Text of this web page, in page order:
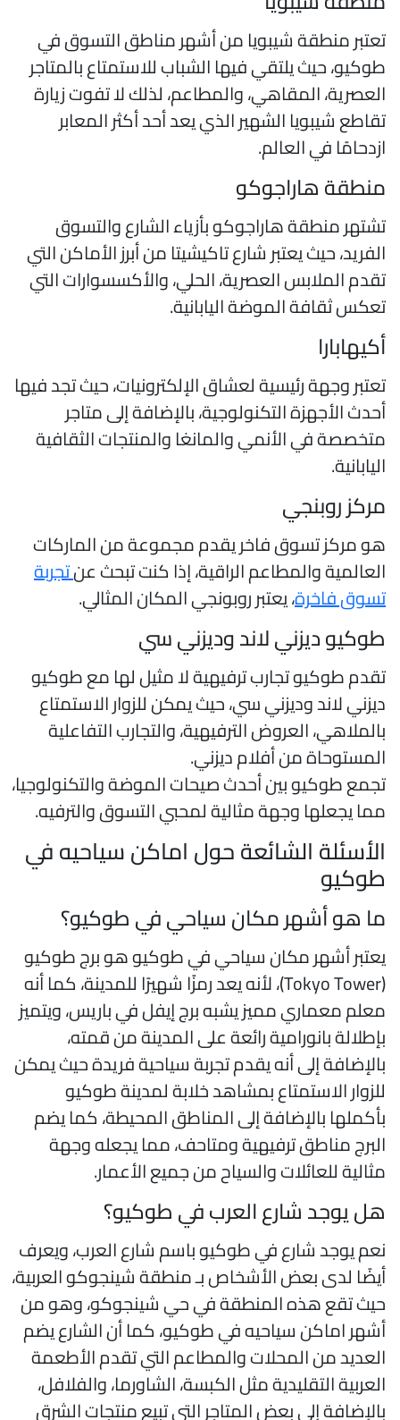
منطقة شيبويا من أشهر مناطق التسوق في
حيث يلتقي فيها الشباب للاستمتاع بالمتاجر
المقاهي، والمطاعم، لذلك لا تفوت زيارة
شيبويا الشهير الذي يعد أحد أكثر المعابر
في العالم.
هاراجوكو
منطقة هاراجوكو بأزياء الشارع والتسوق
حيث يعتبر شارع تاكيشيتا من أبرز الأماكن التي
الملابس العصرية، الحلي، والأكسسوارات التي
ثقافة الموضة اليابانية.
وجهة رئيسية لعشاق الإلكترونيات، حيث تجد فيها
الأجهزة التكنولوجية، بالإضافة إلى متاجر
في الأنمي والمانغا والمنتجات الثقافية
روبنجي
مركز تسوق فاخر يقدم مجموعة من الماركات
والمطاعم الراقية، إذا كنت تبحث عنتجربة
فاخرة، يعتبر روبونجي المكان المثالي.
ديزني لاند وديزني سي
طوكيو تجارب ترفيهية لا مثيل لها مع طوكيو
لاند وديزني سي، حيث يمكن للزوار الاستمتاع
العروض الترفيهية، والتجارب التفاعلية
من أفلام ديزني.
طوكيو بين أحدث صيحات الموضة والتكنولوجيا،
يجعلها وجهة مثالية لمحبي التسوق والترفيه.
الشائعة حول اماكن سياحيه في
هو أشهر مكان سياحي في طوكيو؟
أشهر مكان سياحي في طوكيو هو برج طوكيو
(Tokyo Tower)، لأنه يعد رمزًا شهيرًا للمدينة، كما أنه
معماري مميز يشبه برج إيفل في باريس، ويتميز
بانورامية رائعة على المدينة من قمته،
إلى أنه يقدم تجربة سياحية فريدة حيث يمكن
الاستمتاع بمشاهد خلابة لمدينة طوكيو
بالإضافة إلى المناطق المحيطة، كما يضم
مناطق ترفيهية ومتاحف، مما يجعله وجهة
للعائلات والسياح من جميع الأعمار.
يوجد شارع العرب في طوكيو؟
يوجد شارع في طوكيو باسم شارع العرب، ويعرف
لدى بعض الأشخاص بـ منطقة شينجوكو العربية،
تقع هذه المنطقة في حي شينجوكو، وهو من
اماكن سياحيه في طوكيو، كما أن الشارع يضم
من المحلات والمطاعم التي تقدم الأطعمة
التقليدية مثل الكبسة، الشاورما، والفلافل،
إلى بعض المتاجر التي تبيع منتجات الشرق